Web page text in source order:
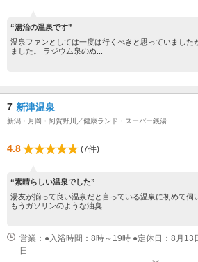
“湯治の温泉です”
温泉ファンとしては一度は行くべきと思っていました
ました。 ラジウム泉のぬ...
7 新津温泉
新潟・月岡・阿賀野川／健康ランド・スーパー銭湯
4.8 (7件)
“素晴らしい温泉でした”
湯友が揃って良い温泉だと言っている温泉に初めて伺
もうガソリンのような油臭...
営業：●入浴時間：8時～19時 ●定休日：8月13日～16日、12月31日～1月2
日